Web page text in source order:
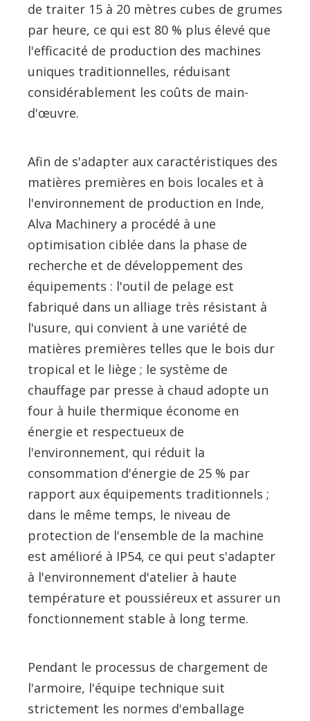
de traiter 15 à 20 mètres cubes de grumes
par heure, ce qui est 80 % plus élevé que
l'efficacité de production des machines
uniques traditionnelles, réduisant
considérablement les coûts de main-
d'œuvre.
Afin de s'adapter aux caractéristiques des
matières premières en bois locales et à
l'environnement de production en Inde,
Alva Machinery a procédé à une
optimisation ciblée dans la phase de
recherche et de développement des
équipements : l'outil de pelage est
fabriqué dans un alliage très résistant à
l'usure, qui convient à une variété de
matières premières telles que le bois dur
tropical et le liège ; le système de
chauffage par presse à chaud adopte un
four à huile thermique économe en
énergie et respectueux de
l'environnement, qui réduit la
consommation d'énergie de 25 % par
rapport aux équipements traditionnels ;
dans le même temps, le niveau de
protection de l'ensemble de la machine
est amélioré à IP54, ce qui peut s'adapter
à l'environnement d'atelier à haute
température et poussiéreux et assurer un
fonctionnement stable à long terme.
Pendant le processus de chargement de
l'armoire, l'équipe technique suit
strictement les normes d'emballage